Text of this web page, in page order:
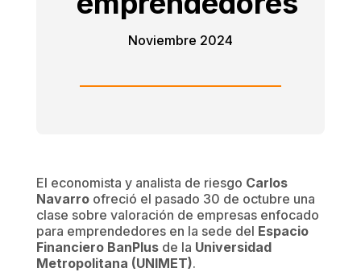
Noviembre 2024
El economista y analista de riesgo Carlos
Navarroofreció el pasado 30 de octubre una
clase sobre valoración de empresas enfocado
para emprendedores en la sede del Espacio
Financiero BanPlusde la Universidad
Metropolitana (UNIMET).